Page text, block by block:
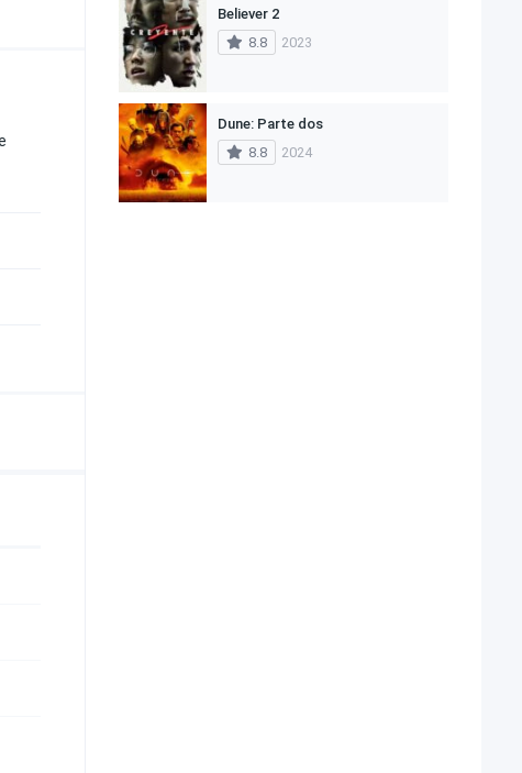
Believer 2
8.8
2023
Dune: Parte dos
8.8
2024